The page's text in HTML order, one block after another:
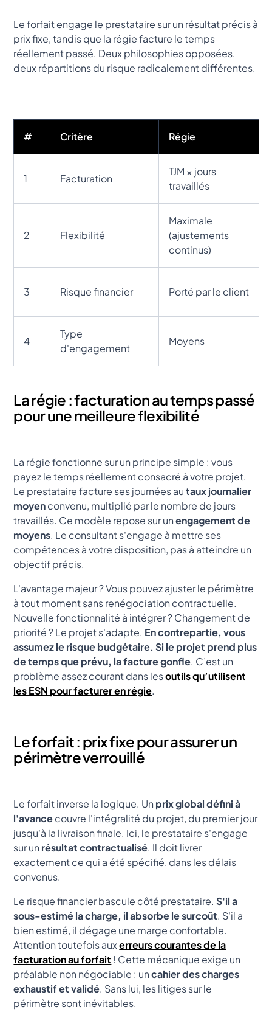
Le forfait engage le prestataire sur un résultat précis à
prix fixe, tandis que la régie facture le temps
réellement passé. Deux philosophies opposées,
deux répartitions du risque radicalement différentes.
# Critère Régie
1 Facturation
TJM × jours
travaillés
2 Flexibilité
Maximale
(ajustements
continus)
3 Risque financier Porté par le client
4
Type
d'engagement
Moyens
La régie : facturation au temps passé
pour une meilleure flexibilité
La régie fonctionne sur un principe simple : vous
payez le temps réellement consacré à votre projet.
Le prestataire facture ses journées autaux journalier
moyenconvenu, multiplié par le nombre de jours
travaillés. Ce modèle repose sur unengagement de
moyens. Le consultant s'engage à mettre ses
compétences à votre disposition, pas à atteindre un
objectif précis.
L'avantage majeur ? Vous pouvez ajuster le périmètre
à tout moment sans renégociation contractuelle.
Nouvelle fonctionnalité à intégrer ? Changement de
priorité ? Le projet s'adapte. En contrepartie, vous
assumez le risque budgétaire. Si le projet prend plus
de temps que prévu, la facture gonfle. C’est un
problème assez courant dans lesoutils qu’utilisent
les ESN pour facturer en régie.
Le forfait : prix fixe pour assurer un
périmètre verrouillé
Le forfait inverse la logique. Un prix global défini à
l'avancecouvre l'intégralité du projet, du premier jour
jusqu'à la livraison finale. Ici, le prestataire s'engage
sur un résultat contractualisé. Il doit livrer
exactement ce qui a été spécifié, dans les délais
convenus.
Le risque financier bascule côté prestataire.S'il a
sous-estimé la charge, il absorbe le surcoût. S'il a
bien estimé, il dégage une marge confortable.
Attention toutefois auxerreurs courantes de la
facturation au forfait ! Cette mécanique exige un
préalable non négociable : uncahier des charges
exhaustif et validé. Sans lui, les litiges sur le
périmètre sont inévitables.